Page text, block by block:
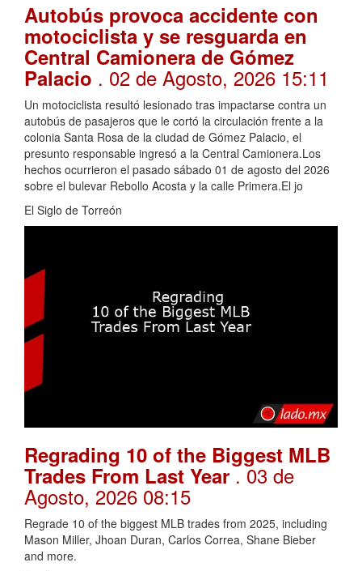
Autobús provoca accidente con
motociclista y se resguarda en
Central Camionera de Gómez
Palacio . 02 de Agosto, 2026 15:11
Un motociclista resultó lesionado tras impactarse contra un
autobús de pasajeros que le cortó la circulación frente a la
colonia Santa Rosa de la ciudad de Gómez Palacio, el
presunto responsable ingresó a la Central Camionera.Los
hechos ocurrieron el pasado sábado 01 de agosto del 2026
sobre el bulevar Rebollo Acosta y la calle Primera.El jo
El Siglo de Torreón
Regrading 10 of the Biggest MLB
Trades From Last Year. 03 de
Agosto, 2026 08:15
Regrade 10 of the biggest MLB trades from 2025, including
Mason Miller, Jhoan Duran, Carlos Correa, Shane Bieber
and more.